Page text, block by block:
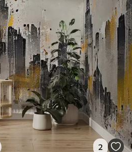
2